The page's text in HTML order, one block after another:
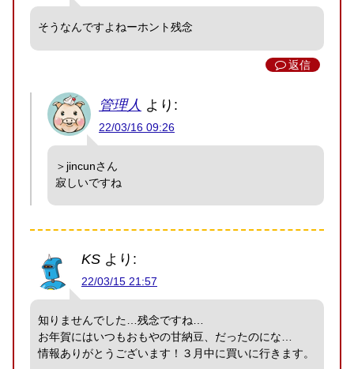
そうなんですよねーホント残念
返信
管理人 より:
22/03/16 09:26
＞jincunさん
寂しいですね
KS より:
22/03/15 21:57
知りませんでした…残念ですね…
お年賀にはいつもおもやの甘納豆、だったのにな…
情報ありがとうございます！３月中に買いに行きます。